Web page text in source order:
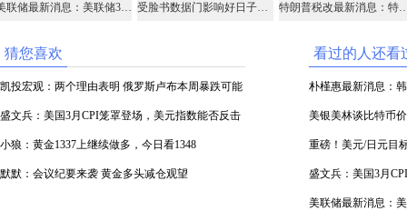
美联储最新消息：美联储3月会议纪要即将揭开面纱 美元走势或迎来利好 受脸书数据门影响好日子结束了？谷歌苹果等科技公司将迎来更严格监管 特朗普税改最新消息：特朗普减税措施没有作用
猜您喜欢
凯投宏观：两个理由表明 俄罗斯卢布本周暴跌可能
只是“昙花一现”
盛文兵：美国3月CPI笼罩登场，美元指数能否反击
小狼：黄金1337上继续做多，今日看1348
默默：会议纪要来袭 黄金多头减仓观望
看过的人还看
朴槿惠最新消息：
罪名若成立量刑将
美银美林谈比特币
入崩盘期
重磅！美元/日元目
盛文兵：美国3月
美联储最新消息：